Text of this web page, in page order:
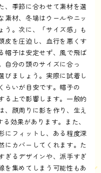
、季節に合わせて素材を選
素材、冬場はウールやニッ
う。次に、「サイズ感」も
皮を圧迫し、血行を悪くす
帽子は安定せず、風で飛ば
自分の頭のサイズに合っ
びましょう。実際に試着し
らいが目安です。帽子の
る上で影響します。一般的
、顔周りに影を作り、生え
効果があります。また、
にフィットし、ある程度深
にカバーしてくれます。た
ぎるデザインや、派手すぎ
を集めてしまう可能性もあ